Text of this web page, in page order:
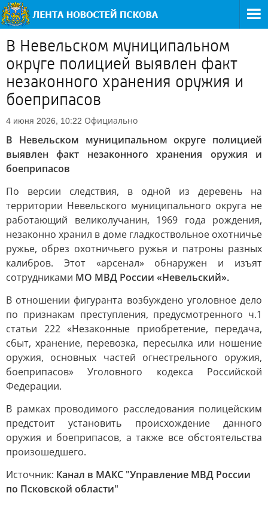
В Невельском муниципальном
округе полицией выявлен факт
незаконного хранения оружия и
боеприпасов
4 июня 2026, 10:22 Официально
В Невельском муниципальном округе полицией
выявлен факт незаконного хранения оружия и
боеприпасов
По версии следствия, в одной из деревень на
территории Невельского муниципального округа не
работающий великолучанин, 1969 года рождения,
незаконно хранил в доме гладкоствольное охотничье
ружье, обрез охотничьего ружья и патроны разных
калибров. Этот «арсенал» обнаружен и изъят
сотрудниками МО МВД России «Невельский».
В отношении фигуранта возбуждено уголовное дело
по признакам преступления, предусмотренного ч.1
статьи 222 «Незаконные приобретение, передача,
сбыт, хранение, перевозка, пересылка или ношение
оружия, основных частей огнестрельного оружия,
боеприпасов» Уголовного кодекса Российской
Федерации.
В рамках проводимого расследования полицейским
предстоит установить происхождение данного
оружия и боеприпасов, а также все обстоятельства
произошедшего.
Источник: Канал в МАКС "Управление МВД России
по Псковской области"